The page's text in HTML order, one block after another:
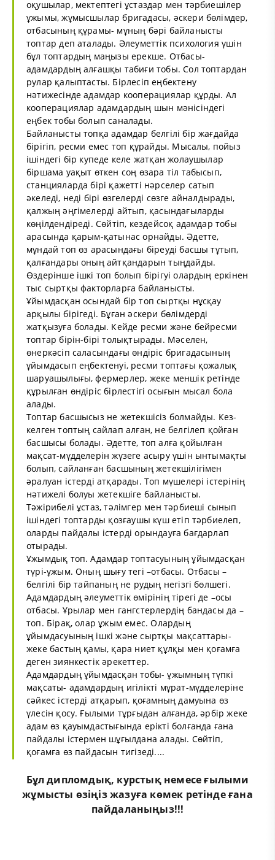
оқушылар, мектептегі ұстаздар мен тәрбиешілер
ұжымы, жұмысшылар бригадасы, әскери бөлімдер,
отбасының құрамы- мұның бәрі байланысты
топтар деп аталады. Әлеуметтік психология үшін
бұл топтардың маңызы ерекше. Отбасы-
адамдардың алғашқы табиғи тобы. Сол топтардан
рулар қалыптасты. Бірлесіп еңбектену
нәтижесінде адамдар кооперациялар құрды. Ал
кооперациялар адамдардың шын мәнісіндегі
еңбек тобы болып саналады.
Байланысты топқа адамдар белгілі бір жағдайда
бірігіп, ресми емес топ құрайды. Мысалы, пойыз
ішіндегі бір купеде келе жатқан жолаушылар
біршама уақыт өткен соң өзара тіл табысып,
станцияларда бірі қажетті нәрселер сатып
әкеледі, неді бірі өзгелерді сөзге айналдырады,
қалжың әңгімелерді айтып, қасындағыларды
көңілдендіреді. Сөйтіп, кездейсоқ адамдар тобы
арасында қарым-қатынас орнайды. Әдетте,
мұндай топ өз арасындағы біреуді басшы тұтып,
қалғандары оның айтқандарын тыңдайды.
Өздерінше ішкі топ болып бірігуі олардың еркінен
тыс сыртқы факторларға байланысты.
Ұйымдасқан осындай бір топ сыртқы нұсқау
арқылы бірігеді. Бұған әскери бөлімдерді
жатқызуға болады. Кейде ресми және бейресми
топтар бірін-бірі толықтырады. Мәселен,
өнеркәсіп саласындағы өндіріс бригадасының
ұйымдасып еңбектенуі, ресми топтағы қожалық
шаруашылығы, фермерлер, жеке меншік ретінде
құрылған өндіріс бірлестігі осығын мысал бола
алады.
Топтар басшысыз не жетекшісіз болмайды. Кез-
келген топтың сайлап алған, не белгілеп қойған
басшысы болады. Әдетте, топ алға қойылған
мақсат-мүдделерін жүзеге асыру үшін ынтымақты
болып, сайланған басшының жетекшілігімен
әралуан істерді атқарады. Топ мүшелері істерінің
нәтижелі болуы жетекшіге байланысты.
Тәжірибелі ұстаз, тәлімгер мен тәрбиеші сынып
ішіндегі топтарды қозғаушы күш етіп тәрбиелеп,
оларды пайдалы істерді орындауға бағдарлап
отырады.
Ұжымдық топ. Адамдар топтасуының ұйымдасқан
түрі-ұжым. Оның шығу тегі –отбасы. Отбасы –
белгілі бір тайпаның не рудың негізгі бөлшегі.
Адамдардың әлеуметтік өмірінің тірегі де –осы
отбасы. Ұрылар мен гангстерлердің бандасы да –
топ. Бірақ, олар ұжым емес. Олардың
ұйымдасуының ішкі және сыртқы мақсаттары-
жеке бастың қамы, қара ниет құлқы мен қоғамға
деген зиянкестік әрекеттер.
Адамдардың ұйымдасқан тобы- ұжымның түпкі
мақсаты- адамдардың игілікті мұрат-мүдделеріне
сәйкес істерді атқарып, қоғамның дамуына өз
үлесін қосу. Ғылыми тұрғыдан алғанда, әрбір жеке
адам өз қауымдастығында ерікті болғанда ғана
пайдалы істермен шұғылдана алады. Сөйтіп,
қоғамға өз пайдасын тигізеді....
Бұлдипломдық, курстықнемесеғылыми
жұмысты өзіңіз жазуға көмек ретінде ғана
пайдаланыңыз!!!